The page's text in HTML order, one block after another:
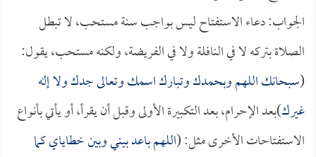
الجواب: دعاء الاستفتاح ليس بواجب سنة مستحب، لا تبطل
الصلاة بتركه لا في النافلة ولا في الفريضة، ولكنه مستحب، يقول:
(سبحانك اللهم وبحمدك وتبارك اسمك وتعالى جدك ولا إله
غيرك)بعد الإحرام، بعد التكبيرة الأولى وقبل أن يقرأ، أو يأتي بأنواع
الاستفتاحات الأخرى مثل: (اللهم باعد بيني وبين خطاياي كما